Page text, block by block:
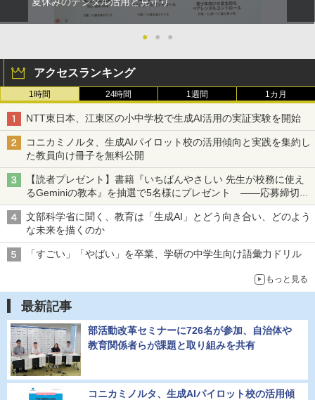
● ● ●
アクセスランキング
1時間 24時間 1週間 1カ月
NTT東日本、江東区の小中学校で生成AI活用の実証実験を開始
コニカミノルタ、生成AIパイロット校の活用傾向と実践を集約し
た教員向け冊子を無料公開
【読者プレゼント】書籍『いちばんやさしい 先生が校務に使え
るGeminiの教本』を抽選で5名様にプレゼント ――応募締切は
2026年8月12日（水）まで
文部科学省に聞く、教育は「生成AI」とどう向き合い、どのよう
な未来を描くのか
「すごい」「やばい」を卒業、学研の中学生向け語彙力ドリル
もっと見る
最新記事
部活動改革セミナーに726名が参加、自治体や
教育関係者らが課題と取り組みを共有
コニカミノルタ、生成AIパイロット校の活用傾